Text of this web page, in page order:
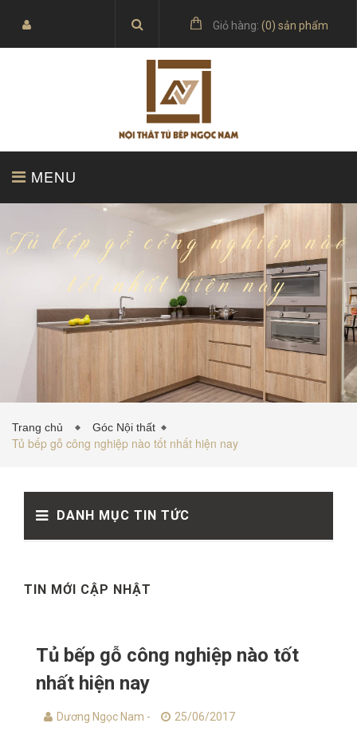
Giỏ hàng: (0) sản phẩm
MENU
SẢN PHẨM
BÁO GIÁ TỦ BẾP ACRYLIC
TỦ BẾP INOX
Tủ bếp gỗ công nghiệp nào
tốt nhất hiện nay
Trang chủ Góc Nội thất
Tủ bếp gỗ công nghiệp nào tốt nhất hiện nay
DANH MỤC TIN TỨC
TIN MỚI CẬP NHẬT
Tủ bếp gỗ công nghiệp nào tốt
nhất hiện nay
Dương Ngọc Nam - 25/06/2017